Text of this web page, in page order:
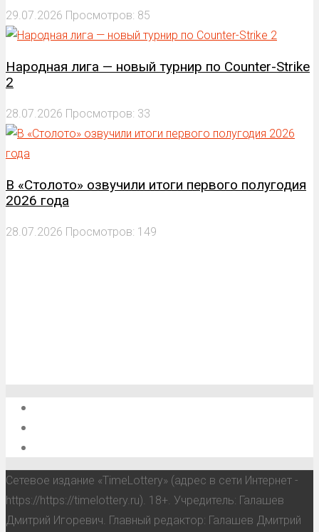
29.07.2026 Просмотров: 85
Народная лига — новый турнир по Counter-Strike
2
28.07.2026 Просмотров: 33
В «Столото» озвучили итоги первого полугодия
2026 года
28.07.2026 Просмотров: 149
Сетевое издание «TimeLottery» (адрес в сети Интернет -
https://https://timelottery.ru). 18+. Учредитель: Галашев
Дмитрий Игоревич. Главный редактор: Галашев Дмитрий